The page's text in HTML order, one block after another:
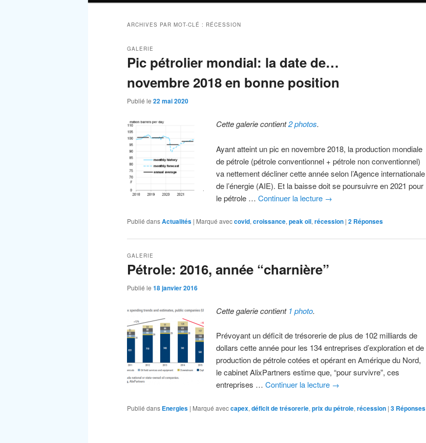
ARCHIVES PAR MOT-CLÉ : RÉCESSION
Pic pétrolier mondial: la date de…
novembre 2018 en bonne position
GALERIE
Publié le 22 mai 2020
Cette galerie contient2 photos.
Ayant atteint un pic en novembre 2018, la production mondiale
de pétrole (pétrole conventionnel + pétrole non conventionnel)
va nettement décliner cette année selon l’Agence internationale
de l’énergie (AIE). Et la baisse doit se poursuivre en 2021 pour
le pétrole …Continuer la lecture →
Publié dansActualités | Marqué aveccovid, croissance, peak oil, récession | 2 Réponses
Pétrole: 2016, année “charnière”
GALERIE
Publié le 18 janvier 2016
Cette galerie contient 1 photo.
Prévoyant un déficit de trésorerie de plus de 102 milliards de
dollars cette année pour les 134 entreprises d’exploration et de
production de pétrole cotées et opérant en Amérique du Nord,
le cabinet AlixPartners estime que, “pour survivre”, ces
entreprises …Continuer la lecture →
Publié dans Energies | Marqué aveccapex, déficit de trésorerie, prix du pétrole, récession | 3 Réponses